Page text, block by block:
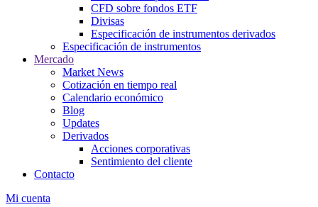
CFD sobre fondos ETF
Divisas
Especificación de instrumentos derivados
Especificación de instrumentos
Mercado
Market News
Cotización en tiempo real
Calendario económico
Blog
Updates
Derivados
Acciones corporativas
Sentimiento del cliente
Contacto
Mi cuenta